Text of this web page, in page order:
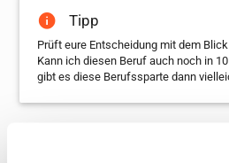
Tipp
Prüft eure Entscheidung mit dem
Kann ich diesen Beruf auch noch in
gibt es diese Berufssparte dann
Studieninformationstage